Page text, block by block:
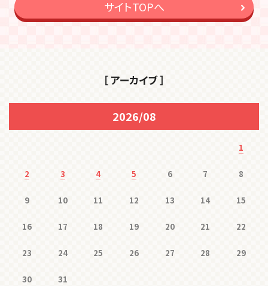
サイトTOPへ
［ アーカイブ ］
2026/08
1
2 3 4 5 6 7 8
9 10 11 12 13 14 15
16 17 18 19 20 21 22
23 24 25 26 27 28 29
30 31